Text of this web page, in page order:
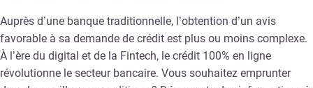
Auprès d’une banque traditionnelle, l’obtention d’un avis
favorable à sa demande de crédit est plus ou moins complexe.
À l’ère du digital et de la Fintech, le crédit 100% en ligne
révolutionne le secteur bancaire. Vous souhaitez emprunter